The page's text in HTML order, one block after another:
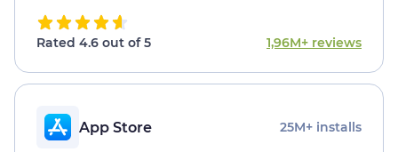
Rated 4.6 out of 5 1,96M+ reviews
App Store 25M+ installs